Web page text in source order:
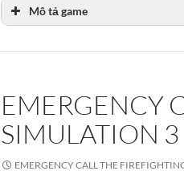
Mô tả game
EMERGENCY
SIMULATION 3
EMERGENCY CALL THE